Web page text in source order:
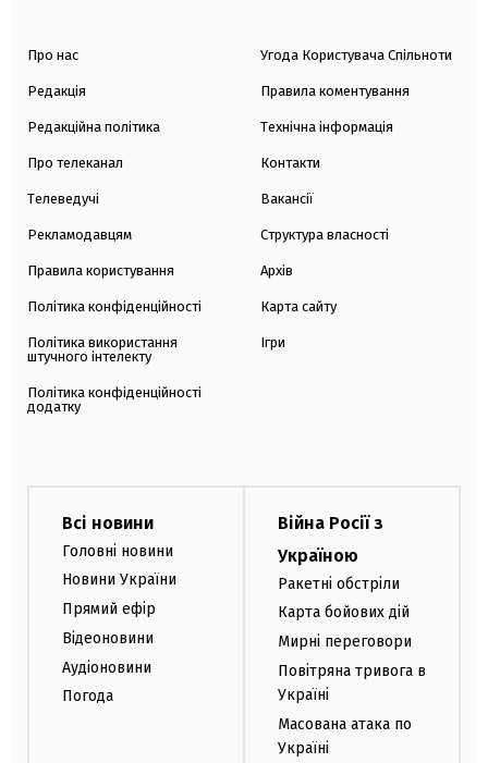
Про нас
Редакція
Редакційна політика
Про телеканал
Телеведучі
Рекламодавцям
Правила користування
Політика конфіденційності
Політика використання
штучного інтелекту
Політика конфіденційності
додатку
Угода Користувача Спільноти
Правила коментування
Технічна інформація
Контакти
Вакансії
Структура власності
Архів
Карта сайту
Ігри
Всі новини
Головні новини
Новини України
Прямий ефір
Відеоновини
Аудіоновини
Погода
Війна Росії з
Україною
Ракетні обстріли
Карта бойових дій
Мирні переговори
Повітряна тривога в
Україні
Масована атака по
Україні